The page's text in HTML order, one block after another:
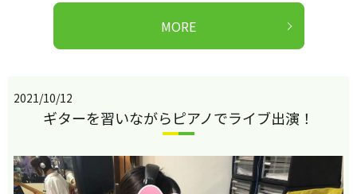
MORE
2021/10/12
ギターを習いながらピアノでライブ出演！